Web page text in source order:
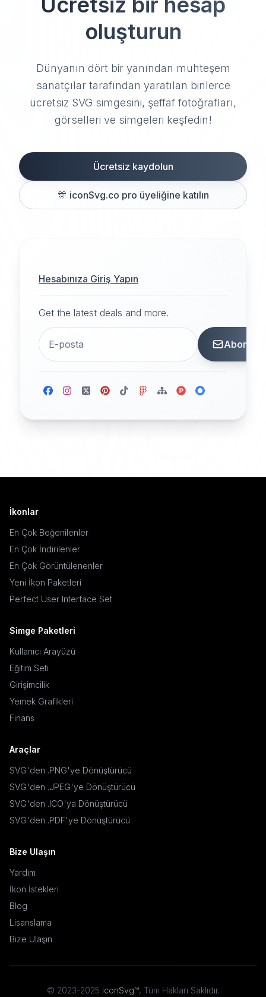
oluşturun
Dünyanın dört bir yanından muhteşem
sanatçılar tarafından yaratılan binlerce
ücretsiz SVG simgesini, şeffaf fotoğrafları,
görselleri ve simgeleri keşfedin!
Ücretsiz kaydolun
🎊 iconSvg.co pro üyeliğine katılın
Hesabınıza Giriş Yapın
Get the latest deals and more.
Abone
İkonlar
En Çok Beğenilenler
En Çok İndirilenler
En Çok Görüntülenenler
Yeni İkon Paketleri
Perfect User Interface Set
Simge Paketleri
Kullanıcı Arayüzü
Eğitim Seti
Girişimcilik
Yemek Grafikleri
Finans
Araçlar
SVG'den .PNG'ye Dönüştürücü
SVG'den .JPEG'ye Dönüştürücü
SVG'den .ICO'ya Dönüştürücü
SVG'den .PDF'ye Dönüştürücü
Bize Ulaşın
Yardım
İkon İstekleri
Blog
Lisanslama
Bize Ulaşın
© 2023-2025 iconSvg™, Tüm Hakları Saklıdır.